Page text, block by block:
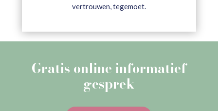
vertrouwen, tegemoet.
Gratis online informatief
gesprek